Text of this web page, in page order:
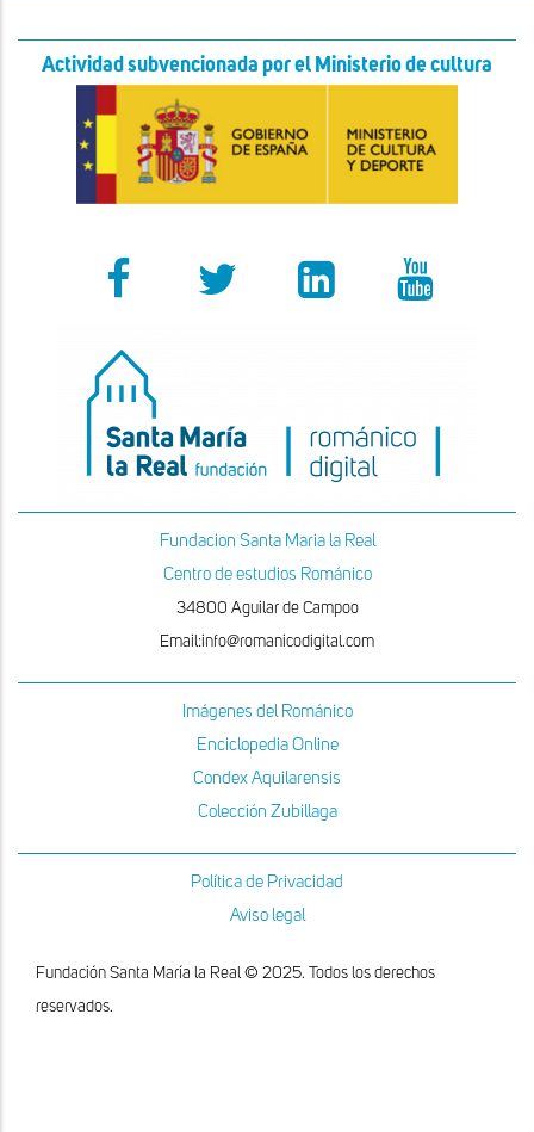
Actividad subvencionada por el Ministerio de cultura
Fundacion Santa Maria la Real
Centro de estudios Románico
34800 Aguilar de Campoo
Email:info@romanicodigital.com
Imágenes del Románico
Enciclopedia Online
Condex Aquilarensis
Colección Zubillaga
Política de Privacidad
Aviso legal
Fundación Santa María la Real © 2025. Todos los derechos
reservados.